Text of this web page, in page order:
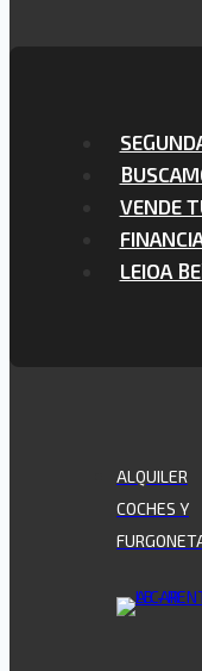
VENDE
LEIOA
ALQUILER
COCHES Y